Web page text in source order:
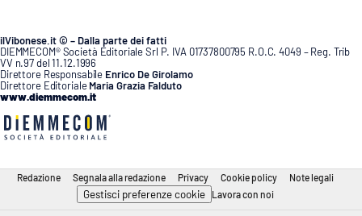
ilVibonese.it © – Dalla parte dei fatti
DIEMMECOM® Società Editoriale Srl P. IVA 01737800795 R.O.C. 4049 – Reg. Trib
VV n.97 del 11.12.1996
Direttore Responsabile Enrico De Girolamo
Direttore Editoriale Maria Grazia Falduto
www.diemmecom.it
Redazione Segnala alla redazione Privacy Cookie policy Note legali
Gestisci preferenze cookie Lavora con noi